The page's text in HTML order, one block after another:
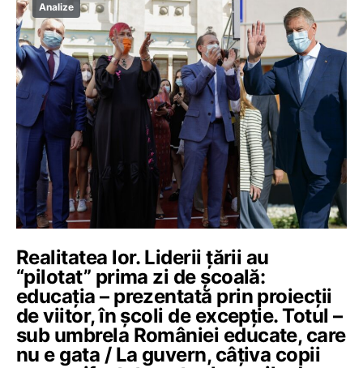
Analize
Realitatea lor. Liderii țării au
“pilotat” prima zi de școală:
educația – prezentată prin proiecții
de viitor, în școli de excepție. Totul –
sub umbrela României educate, care
nu e gata / La guvern, câțiva copii